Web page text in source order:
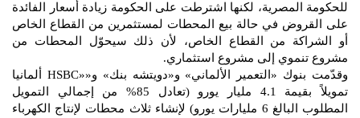
للحكومة المصرية، لكنها اشترطت على الحكومة زيادة أسعار الفائدة
على القروض في حالة بيع المحطات لمستثمرين من القطاع الخاص
أو الشراكة من القطاع الخاص، لأن ذلك سيحوّل المحطات من
مشروع تنموي إلى مشروع استثماري.
وقدّمت بنوك «التعمير الألماني» و«دويتشه بنك» و««HSBC ألمانيا
تمويلاً بقيمة 4.1 مليار يورو (تعادل 85% من إجمالي التمويل
المطلوب البالغ 6 مليارات يورو) لإنشاء ثلاث محطات لإنتاج الكهرباء